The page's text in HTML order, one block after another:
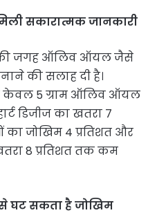
सकारात्मक जानकारी
जगह ऑलिव ऑयल जैसे
की सलाह दी है।
केवल 5 ग्राम ऑलिव ऑयल
डिजीज का खतरा 7
का जोखिम 4 प्रतिशत और
8 प्रतिशत तक कम
से घट सकता है जोखिम